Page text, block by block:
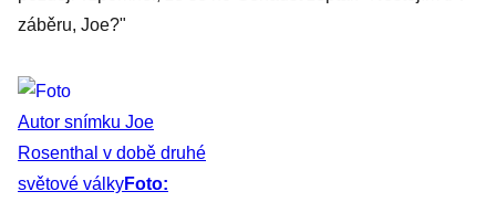
záběru, Joe?"
Autor snímku Joe
Rosenthal v době druhé
světové válkyFoto: